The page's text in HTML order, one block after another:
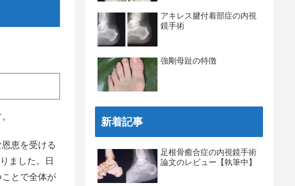
恵を受ける
ました。日
とで全体が
アキレス腱付着部症の内視
鏡手術
強剛母趾の特徴
新着記事
足根骨癒合症の内視鏡手術
論文のレビュー【執筆中】